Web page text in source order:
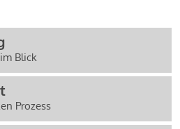
Blick
Prozess